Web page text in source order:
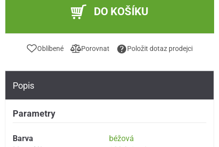
DO KOŠÍKU
Oblíbené Porovnat Položit dotaz prodejci
Popis
Parametry
Barva
béžová